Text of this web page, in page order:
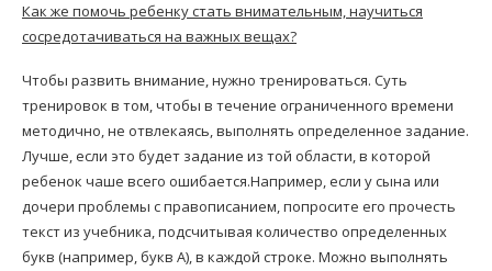
Как же помочь ребенку стать внимательным, научиться
сосредотачиваться на важных вещах?
Чтобы развить внимание, нужно тренироваться. Суть
тренировок в том, чтобы в течение ограниченного времени
методично, не отвлекаясь, выполнять определенное задание.
Лучше, если это будет задание из той области, в которой
ребенок чаше всего ошибается.Например, если у сына или
дочери проблемы с правописанием, попросите его прочесть
текст из учебника, подсчитывая количество определенных
букв (например, букв А), в каждой строке. Можно выполнять